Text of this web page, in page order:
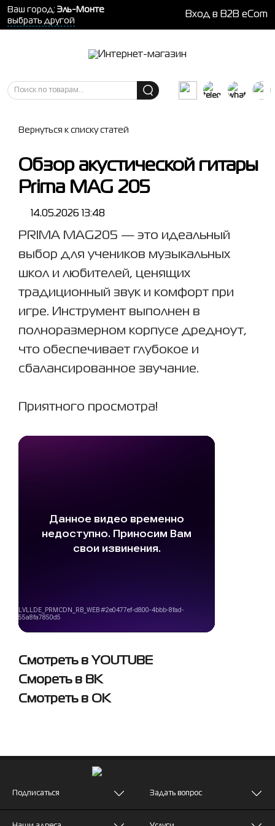
Ваш город: Эль-Монте
выбрать другой
Вход в B2B eCom
Вернуться к списку статей
Обзор акустической гитары
Prima MAG 205
14.05.2026 13:48
PRIMA MAG205 — это идеальный
выбор для учеников музыкальных
школ и любителей, ценящих
традиционный звук и комфорт при
игре. Инструмент выполнен в
полноразмерном корпусе дредноут,
что обеспечивает глубокое и
сбалансированное звучание.
Приятного просмотра!
Смотреть в YOUTUBE
Смореть в ВК
Смотреть в ОК
Подписаться Задать вопрос